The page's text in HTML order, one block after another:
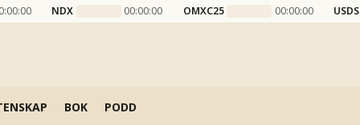
NDX 00:00:00 OMXC25 00:00:00
BOK PODD